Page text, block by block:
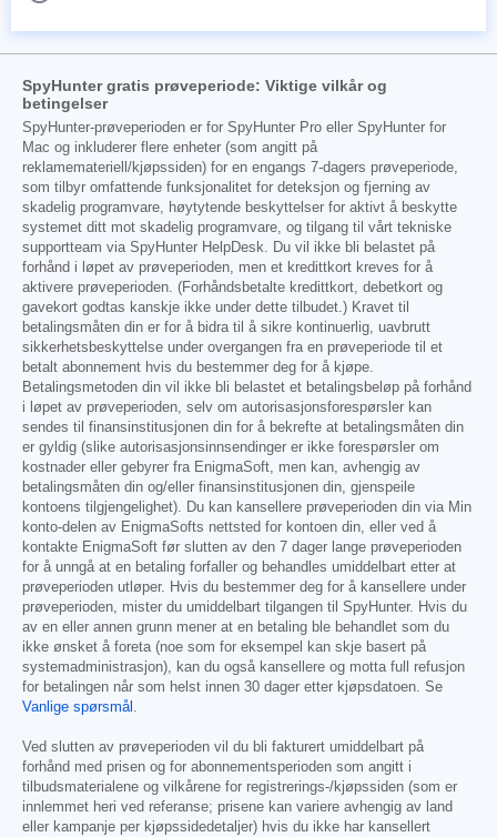
SpyHunter gratis prøveperiode: Viktige vilkår og
betingelser
SpyHunter-prøveperioden er for SpyHunter Pro eller SpyHunter for
Mac og inkluderer flere enheter (som angitt på
reklamemateriell/kjøpssiden) for en engangs 7-dagers prøveperiode,
som tilbyr omfattende funksjonalitet for deteksjon og fjerning av
skadelig programvare, høytytende beskyttelser for aktivt å beskytte
systemet ditt mot skadelig programvare, og tilgang til vårt tekniske
supportteam via SpyHunter HelpDesk. Du vil ikke bli belastet på
forhånd i løpet av prøveperioden, men et kredittkort kreves for å
aktivere prøveperioden. (Forhåndsbetalte kredittkort, debetkort og
gavekort godtas kanskje ikke under dette tilbudet.) Kravet til
betalingsmåten din er for å bidra til å sikre kontinuerlig, uavbrutt
sikkerhetsbeskyttelse under overgangen fra en prøveperiode til et
betalt abonnement hvis du bestemmer deg for å kjøpe.
Betalingsmetoden din vil ikke bli belastet et betalingsbeløp på forhånd
i løpet av prøveperioden, selv om autorisasjonsforespørsler kan
sendes til finansinstitusjonen din for å bekrefte at betalingsmåten din
er gyldig (slike autorisasjonsinnsendinger er ikke forespørsler om
kostnader eller gebyrer fra EnigmaSoft, men kan, avhengig av
betalingsmåten din og/eller finansinstitusjonen din, gjenspeile
kontoens tilgjengelighet). Du kan kansellere prøveperioden din via Min
konto-delen av EnigmaSofts nettsted for kontoen din, eller ved å
kontakte EnigmaSoft før slutten av den 7 dager lange prøveperioden
for å unngå at en betaling forfaller og behandles umiddelbart etter at
prøveperioden utløper. Hvis du bestemmer deg for å kansellere under
prøveperioden, mister du umiddelbart tilgangen til SpyHunter. Hvis du
av en eller annen grunn mener at en betaling ble behandlet som du
ikke ønsket å foreta (noe som for eksempel kan skje basert på
systemadministrasjon), kan du også kansellere og motta full refusjon
for betalingen når som helst innen 30 dager etter kjøpsdatoen. Se
Vanlige spørsmål .
Ved slutten av prøveperioden vil du bli fakturert umiddelbart på
forhånd med prisen og for abonnementsperioden som angitt i
tilbudsmaterialene og vilkårene for registrerings-/kjøpssiden (som er
innlemmet heri ved referanse; prisene kan variere avhengig av land
eller kampanje per kjøpssidedetaljer) hvis du ikke har kansellert